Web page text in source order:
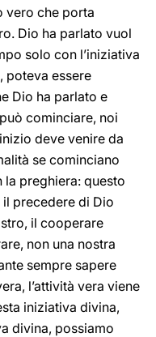
vero che porta
Dio ha parlato vuol
solo con l’iniziativa
poteva essere
Dio ha parlato e
cominciare, noi
deve venire da
se cominciano
preghiera: questo
precedere di Dio
il cooperare
non una nostra
sempre sapere
l’attività vera viene
iniziativa divina,
divina, possiamo